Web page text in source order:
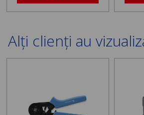
Alți clienți au